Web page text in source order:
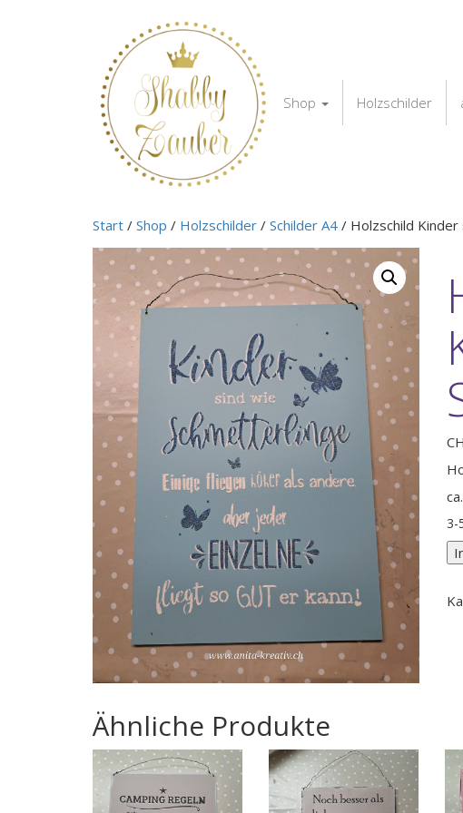
Shop Holzschilder
Start / Shop / Holzschilder / Schilder A4 / Holzschild
3-
Ähnliche Produkte